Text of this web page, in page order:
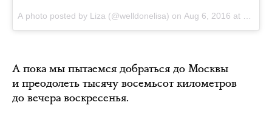
A photo posted by Liza (@welldonelisa) on Aug 6, 2016 at 5:46am PDT
А пока мы пытаемся добраться до Москвы
и преодолеть тысячу восемьсот километров
до вечера воскресенья.